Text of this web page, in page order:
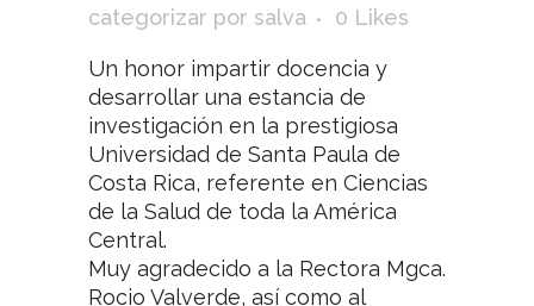
categorizar por salva 0 Likes
Un honor impartir docencia y
desarrollar una estancia de
investigación en la prestigiosa
Universidad de Santa Paula de
Costa Rica, referente en Ciencias
de la Salud de toda la América
Central.
Muy agradecido a la Rectora Mgca.
Rocio Valverde, así como al